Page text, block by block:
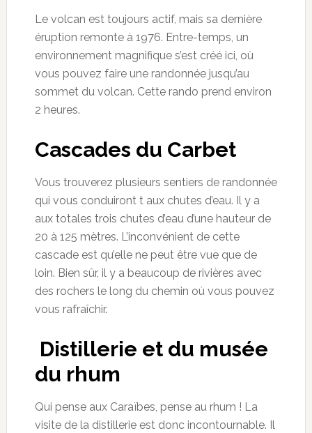
Le volcan est toujours actif, mais sa dernière
éruption remonte à 1976. Entre-temps, un
environnement magnifique s’est créé ici, où
vous pouvez faire une randonnée jusqu’au
sommet du volcan. Cette rando prend environ
2 heures.
Cascades du Carbet
Vous trouverez plusieurs sentiers de randonnée
qui vous conduiront t aux chutes d’eau. Il y a
aux totales trois chutes d’eau d’une hauteur de
20 à 125 mètres. L’inconvénient de cette
cascade est qu’elle ne peut être vue que de
loin. Bien sûr, il y a beaucoup de rivières avec
des rochers le long du chemin où vous pouvez
vous rafraîchir.
Distillerie et du musée
du rhum
Qui pense aux Caraïbes, pense au rhum ! La
visite de la distillerie est donc incontournable. Il